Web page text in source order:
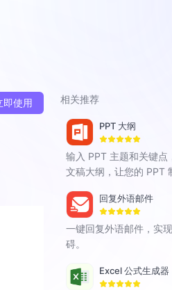
即使用 相关推荐
PPT 大纲
输入 PPT 主题和关键点
文稿大纲，让您的 PPT
回复外语邮件
一键回复外语邮件，实
碍。
Excel 公式生成器